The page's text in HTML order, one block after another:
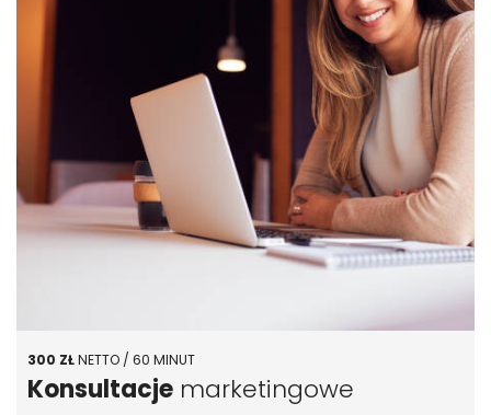
300 ZŁNETTO / 60 MINUT
Konsultacje marketingowe